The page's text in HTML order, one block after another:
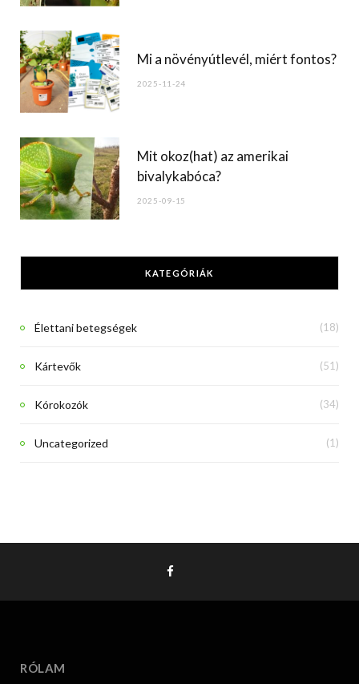
Mi a növényútlevél, miért fontos?
2025-11-24
Mit okoz(hat) az amerikai
bivalykabóca?
2025-09-15
KATEGÓRIÁK
Élettani betegségek (18)
Kártevők (51)
Kórokozók (34)
Uncategorized (1)
RÓLAM